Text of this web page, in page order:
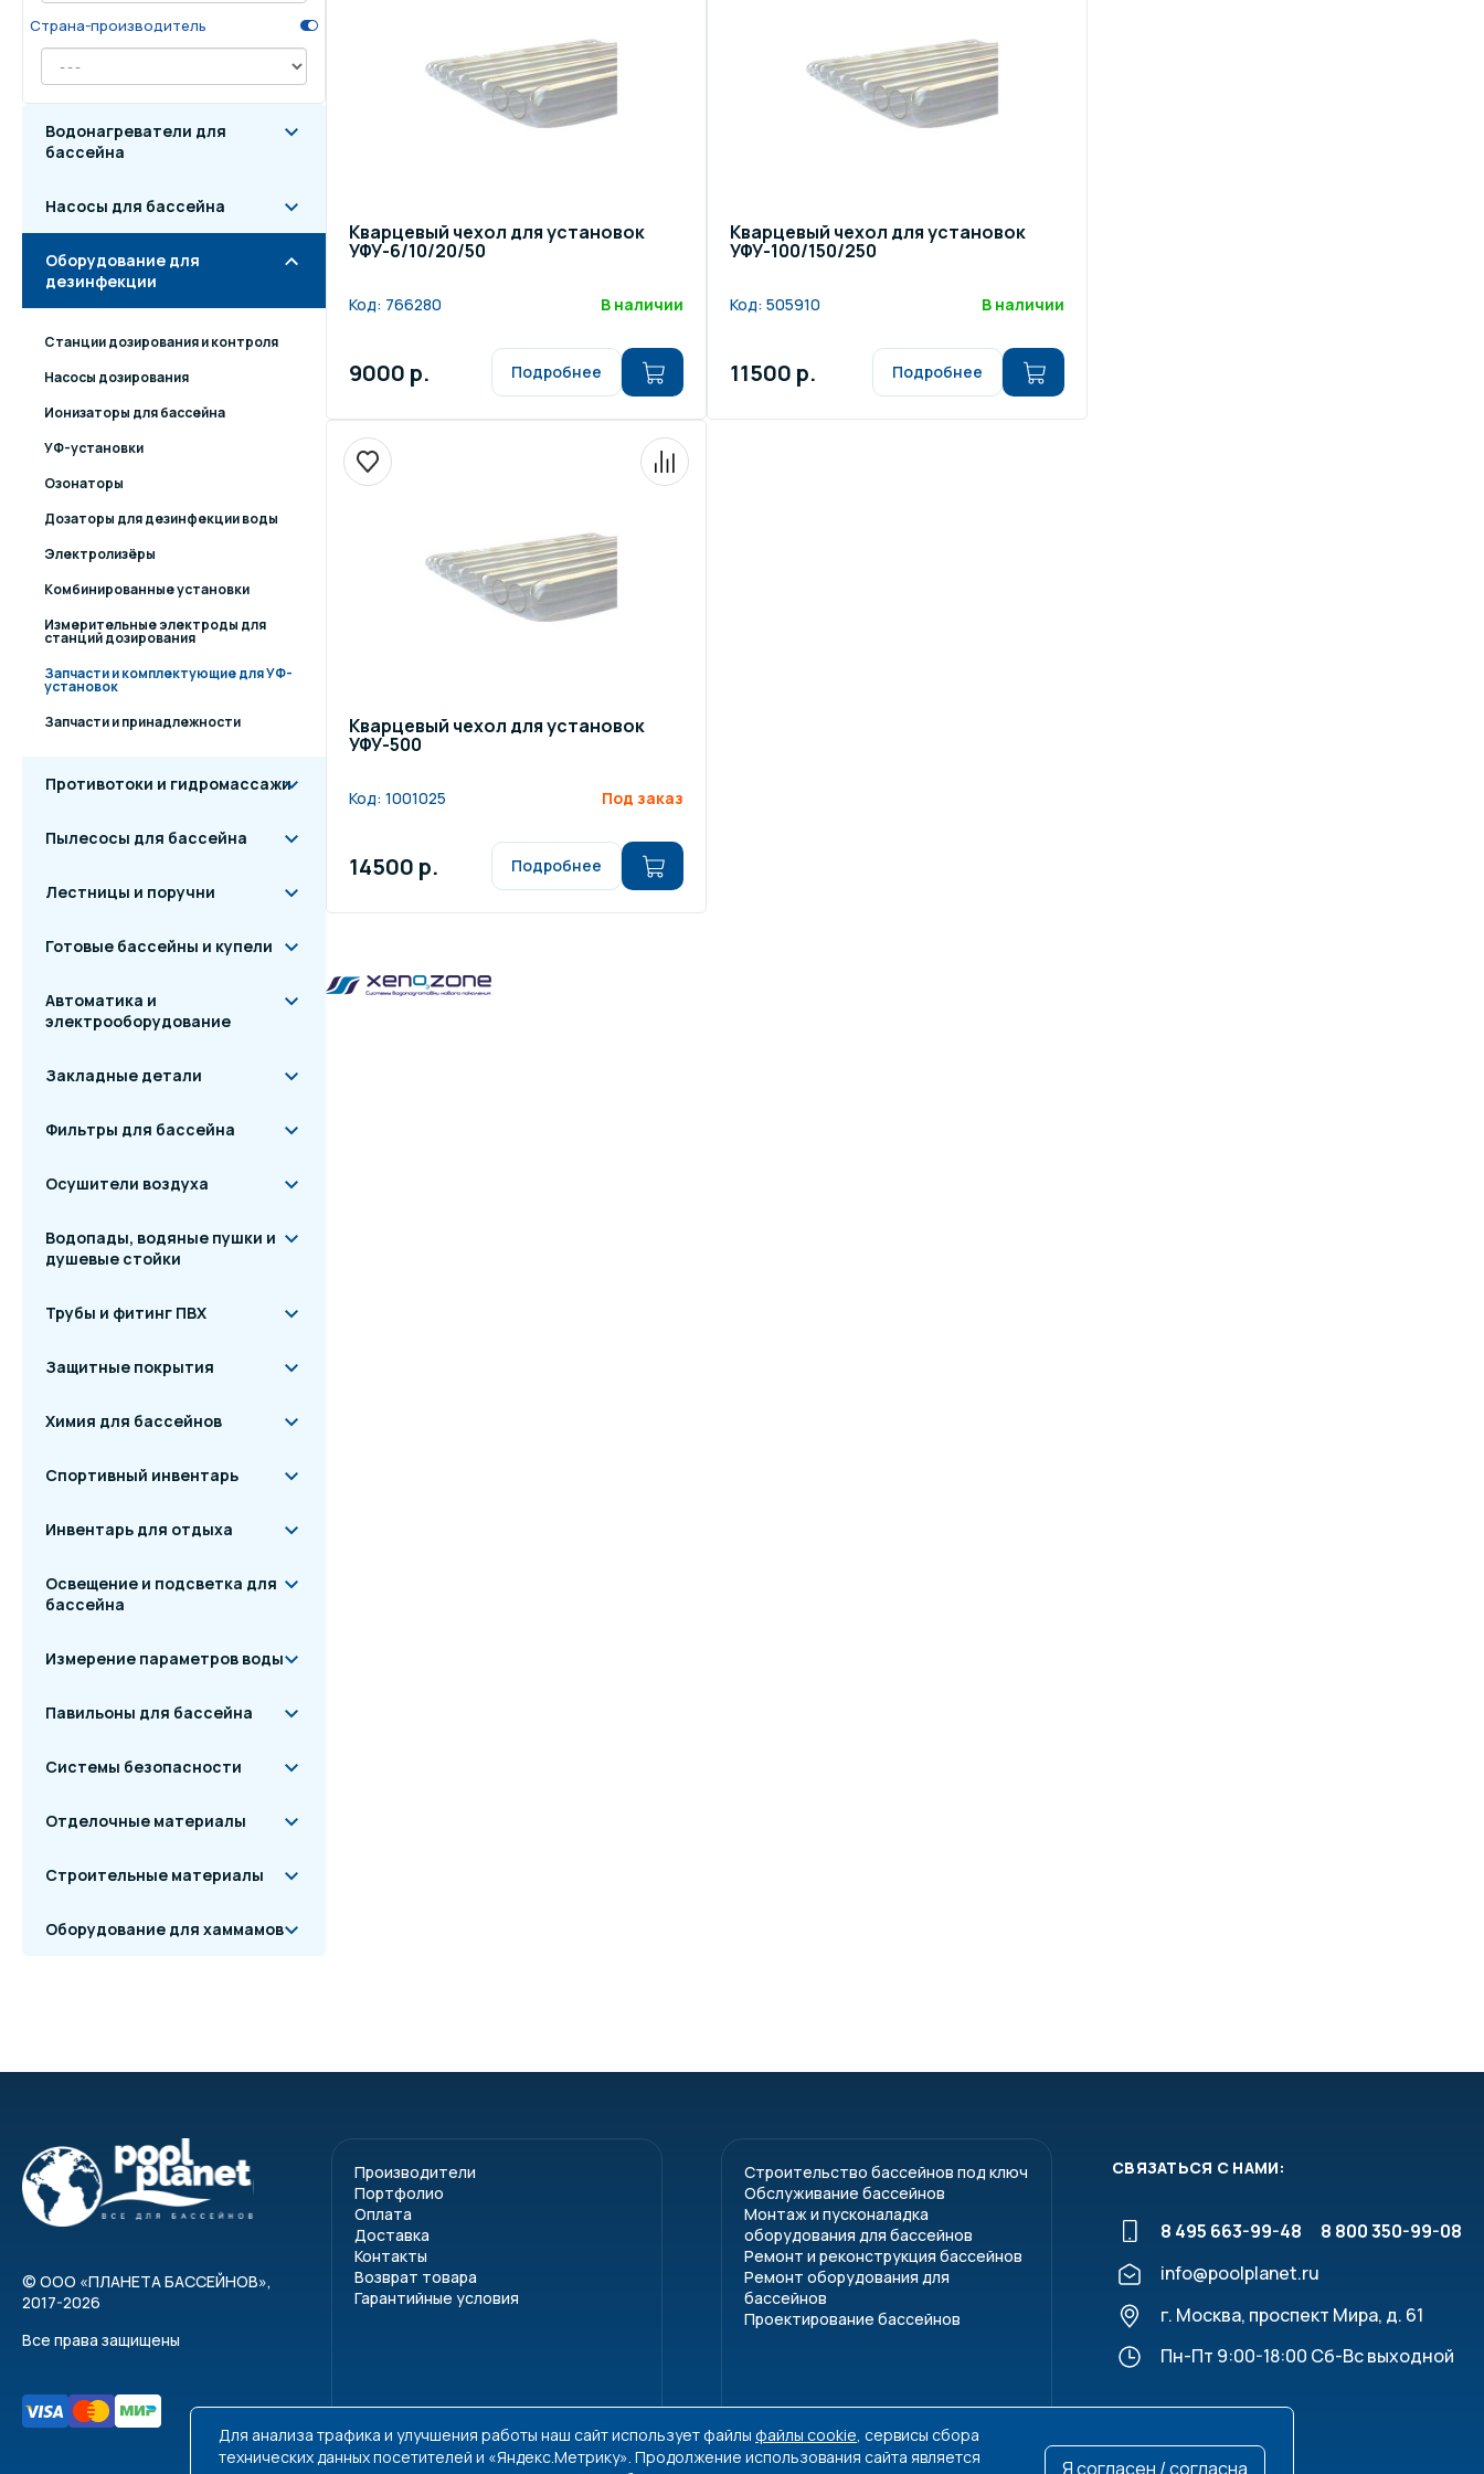
Инвентарь для отдыха
Освещение и подсветка для
бассейна
Измерение параметров воды
Отделочные материалы Строительные материалы
Страна-производитель
Водонагреватели для
бассейна
Насосы для бассейна
Оборудование для
дезинфекции
Станции дозирования и контроля
Насосы дозирования
Ионизаторы для бассейна
УФ-установки
Озонаторы
Дозаторы для дезинфекции воды
Электролизёры
Комбинированные установки
Измерительные электроды для
станций дозирования
Запчасти и комплектующие для УФ-
установок
Запчасти и принадлежности
Противотоки и гидромассажи
Пылесосы для бассейна
Лестницы и поручни
Готовые бассейны и купели
Автоматика и
электрооборудование
Закладные детали
Фильтры для бассейна
Осушители воздуха
Водопады, водяные пушки и
душевые стойки
Трубы и фитинг ПВХ
Защитные покрытия
Химия для бассейнов
Спортивный инвентарь
Инвентарь для отдыха
Освещение и подсветка для
бассейна
Измерение параметров воды
Павильоны для бассейна
Системы безопасности
Отделочные материалы
Строительные материалы
Оборудование для хаммамов
Кварцевый чехол для установок
УФУ-6/10/20/50
Код: 766280 В наличии
9000 р. Подробнее
Кварцевый чехол для установок
УФУ-100/150/250
Код: 505910 В наличии
11500 р. Подробнее
Кварцевый чехол для установок
УФУ-500
Код: 1001025 Под заказ
14500 р. Подробнее
© ООО «ПЛАНЕТА БАССЕЙНОВ»,
2017-2026
Все права защищены
Производители
Портфолио
Оплата
Доставка
Контакты
Возврат товара
Гарантийные условия
Строительство бассейнов под ключ
Обслуживание бассейнов
Монтаж и пусконаладка
оборудования для бассейнов
Ремонт и реконструкция бассейнов
Ремонт оборудования для
бассейнов
Проектирование бассейнов
СВЯЗАТЬСЯ С НАМИ:
8 495 663-99-48
8 800 350-99-08
info@poolplanet.ru
г. Москва, проспект Мира, д. 61
Пн-Пт 9:00-18:00 Сб-Вс выходной
Для анализа трафика и улучшения работы наш сайт использует файлы файлы cookie, сервисы сбора
технических данных посетителей и «Яндекс.Метрику». Продолжение использования сайта является
Я согласен / согласна